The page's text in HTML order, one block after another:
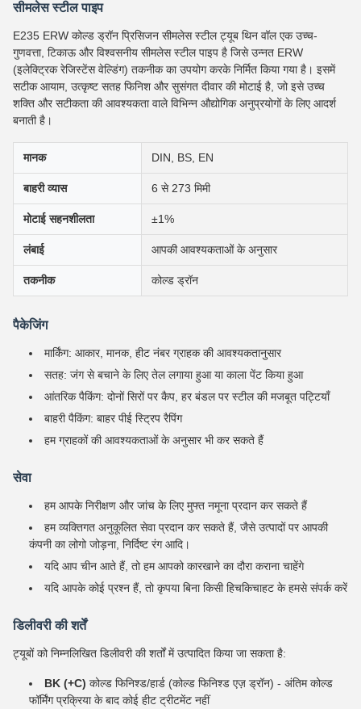
सीमलेस स्टील पाइप
E235 ERW कोल्ड ड्रॉन प्रिसिजन सीमलेस स्टील ट्यूब थिन वॉल एक उच्च-
गुणवत्ता, टिकाऊ और विश्वसनीय सीमलेस स्टील पाइप है जिसे उन्नत ERW
(इलेक्ट्रिक रेजिस्टेंस वेल्डिंग) तकनीक का उपयोग करके निर्मित किया गया है। इसमें
सटीक आयाम, उत्कृष्ट सतह फिनिश और सुसंगत दीवार की मोटाई है, जो इसे उच्च
शक्ति और सटीकता की आवश्यकता वाले विभिन्न औद्योगिक अनुप्रयोगों के लिए आदर्श
बनाती है।
मानक DIN, BS, EN
बाहरी व्यास 6 से 273 मिमी
मोटाई सहनशीलता ±1%
लंबाई आपकी आवश्यकताओं के अनुसार
तकनीक कोल्ड ड्रॉन
पैकेजिंग
मार्किंग: आकार, मानक, हीट नंबर ग्राहक की आवश्यकतानुसार
सतह: जंग से बचाने के लिए तेल लगाया हुआ या काला पेंट किया हुआ
आंतरिक पैकिंग: दोनों सिरों पर कैप, हर बंडल पर स्टील की मजबूत पट्टियाँ
बाहरी पैकिंग: बाहर पीई स्ट्रिप रैपिंग
हम ग्राहकों की आवश्यकताओं के अनुसार भी कर सकते हैं
सेवा
हम आपके निरीक्षण और जांच के लिए मुफ्त नमूना प्रदान कर सकते हैं
हम व्यक्तिगत अनुकूलित सेवा प्रदान कर सकते हैं, जैसे उत्पादों पर आपकी
कंपनी का लोगो जोड़ना, निर्दिष्ट रंग आदि।
यदि आप चीन आते हैं, तो हम आपको कारखाने का दौरा कराना चाहेंगे
यदि आपके कोई प्रश्न हैं, तो कृपया बिना किसी हिचकिचाहट के हमसे संपर्क करें
डिलीवरी की शर्तें
ट्यूबों को निम्नलिखित डिलीवरी की शर्तों में उत्पादित किया जा सकता है:
BK (+C) कोल्ड फिनिश्ड/हार्ड (कोल्ड फिनिश्ड एज़ ड्रॉन) - अंतिम कोल्ड
फॉर्मिंग प्रक्रिया के बाद कोई हीट ट्रीटमेंट नहीं